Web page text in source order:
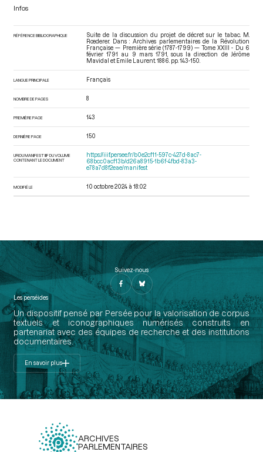
Infos
RÉFÉRENCE BIBLIOGRAPHIQUE
Suite de la discussion du projet de décret sur le tabac. M.
Rœderer. Dans : Archives parlementaires de la Révolution
Française — Première série (1787-1799) — Tome XXIII - Du 6
février 1791 au 9 mars 1791
, sous la direction de Jérôme
Mavidal et Emile Laurent. 1886. pp. 143-150.
LANGUE PRINCIPALE Français
NOMBRE DE PAGES 8
PREMIÈRE PAGE 143
DERNIÈRE PAGE 150
URI DU MANIFEST IIIF DU VOLUME
CONTENANT LE DOCUMENT
https://iiif.persee.fr/b0e2cf11-597c-427d-8ac7-
68bcc0acf13b/d26a8915-1b6f-4fbd-83a3-
e78a7d8f2eae/manifest
MODIFIÉ LE 10 octobre 2024 à 18:02
Suivez-nous
Les perséides
Un dispositif pensé par Persée pour la valorisation de corpus
textuels et iconographiques numérisés construits en
partenariat avec des équipes de recherche et des institutions
documentaires.
En savoir plus
ARCHIVES
PARLEMENTAIRES